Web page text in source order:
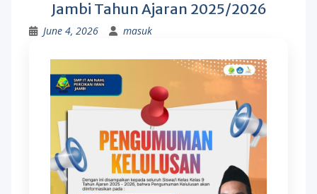
Jambi Tahun Ajaran 2025/2026
June 4, 2026 masuk